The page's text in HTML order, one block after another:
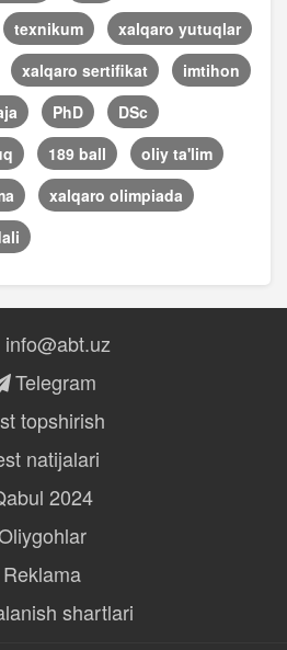
texnikum
xalqaro yutuqlar
xalqaro sertifikat
imtihon
PhD
DSc
189 ball
oliy ta'lim
xalqaro olimpiada
info@abt.uz
Telegram
topshirish
natijalari
2024
Reklama
shartlari